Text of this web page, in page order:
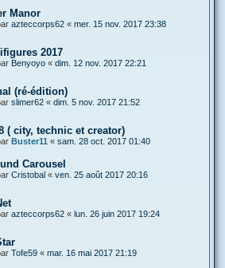
Manor
azteccorps62 « mer. 15 nov. 2017 23:38
2017
Benyoyo « dim. 12 nov. 2017 22:21
(ré-édition)
slimer62 « dim. 5 nov. 2017 21:52
( city, technic et creator)
Buster11 « sam. 28 oct. 2017 01:40
Carousel
Cristobal « ven. 25 août 2017 20:16
azteccorps62 « lun. 26 juin 2017 19:24
Tofe59 « mar. 16 mai 2017 21:19